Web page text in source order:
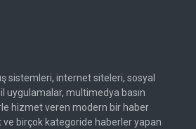
sistemleri, internet siteleri, sosyal
uygulamalar, multimedya basın
hizmet veren modern bir haber
ve birçok kategoride haberler yapan